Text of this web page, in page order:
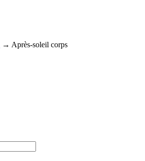
→ Après-soleil corps